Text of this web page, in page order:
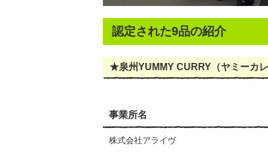
認定された9品の紹介
★泉州YUMMY CURRY（ヤミーカ
事業所名
株式会社アライヴ